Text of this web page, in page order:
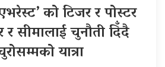
को टिजर र पोस्टर
सीमालाई चुनौती दिँदै
यात्रा